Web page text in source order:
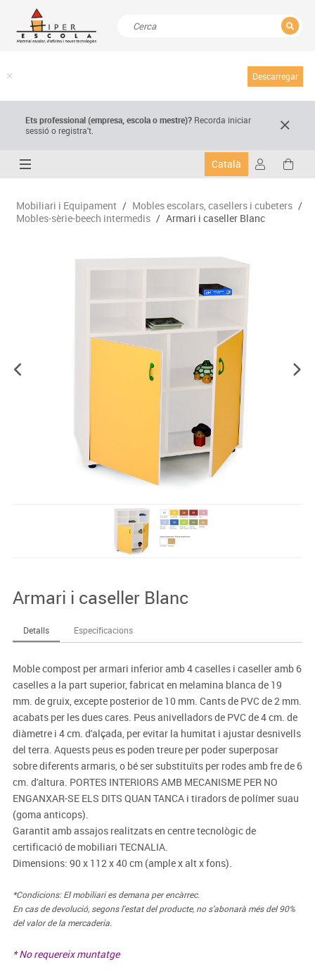
Descarregar
Ets professional (empresa,escola o mestre)? Recorda iniciar
sessió o registra't.
Català
Mobiliari i Equipament / Mobles escolars, casellers i cubeters /
Mobles-sèrie-beech intermedis / Armari i caseller Blanc
Armari i caseller Blanc
Detalls Especificacions
Moble compost per armari inferior amb 4 caselles i caseller amb 6
caselles a la part superior, fabricat en melamina blanca de 19
mm. de gruix, excepte posterior de 10 mm. Cants de PVC de 2 mm.
acabats per les dues cares. Peus anivelladors de PVC de 4 cm. de
diàmetre i 4 cm. d'alçada, per evitar la humitat i ajustar desnivells
del terra. Aquests peus es poden treure per poder superposar
sobre diferents armaris, o bé ser substituïts per rodes amb fre de 6
cm. d'altura. PORTES INTERIORS AMB MECANISME PER NO
ENGANXAR-SE ELS DITS QUAN TANCA i tiradors de polímer suau
(goma anticops).
Garantit amb assajos realitzats en centre tecnològic de
certificació de mobiliari TECNALIA.
Dimensions: 90 x 112 x 40 cm (ample x alt x fons).
*Condicions: El mobiliari es demana per encàrrec.
En cas de devolució, segons l'estat del producte, no s'abonarà més del 90%
del valor de la mercaderia.
* No requereix muntatge